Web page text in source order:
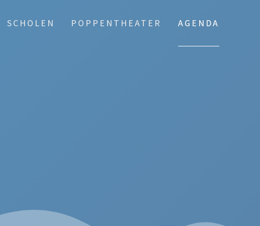
SCHOLEN POPPENTHEATER AGENDA